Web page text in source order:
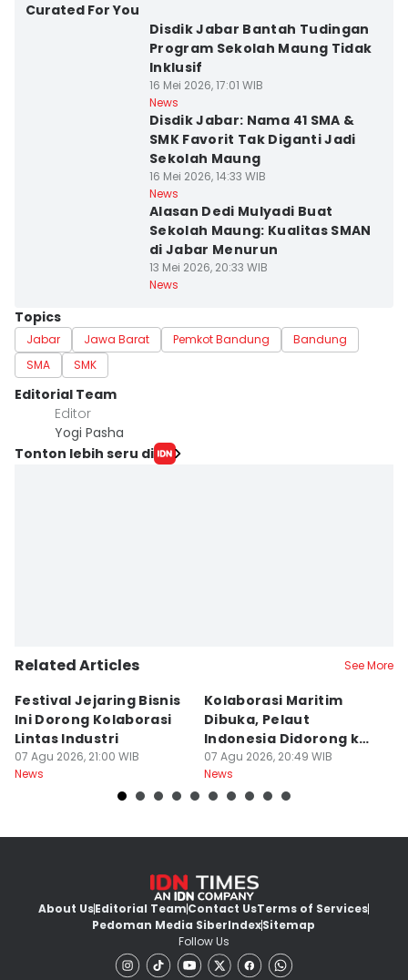
Curated For You
Disdik Jabar Bantah Tudingan
Program Sekolah Maung Tidak
Inklusif
16 Mei 2026, 17:01 WIB
News
Disdik Jabar: Nama 41 SMA &
SMK Favorit Tak Diganti Jadi
Sekolah Maung
16 Mei 2026, 14:33 WIB
News
Alasan Dedi Mulyadi Buat
Sekolah Maung: Kualitas SMAN
di Jabar Menurun
13 Mei 2026, 20:33 WIB
News
Topics
Jabar Jawa Barat Pemkot Bandung
Bandung
SMA
SMK
Editorial Team
Editor
Yogi Pasha
Tonton lebih seru di
Related Articles See More
Festival Jejaring Bisnis
Ini Dorong Kolaborasi
Lintas Industri
07 Agu 2026, 21:00 WIB
News
Kolaborasi Maritim
Dibuka, Pelaut
Indonesia Didorong ke
Pasar Global
07 Agu 2026, 20:49 WIB
News
About UsEditorial TeamContact UsTerms of Services
Pedoman Media SiberIndexSitemap
Follow Us